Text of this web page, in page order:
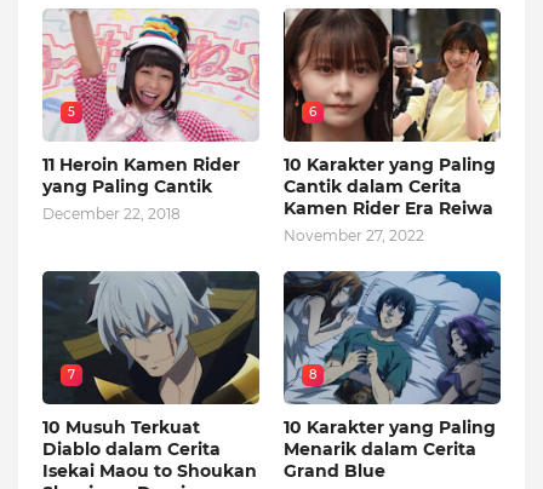
5
11 Heroin Kamen Rider
yang Paling Cantik
December 22, 2018
6
10 Karakter yang Paling
Cantik dalam Cerita
Kamen Rider Era Reiwa
November 27, 2022
7
10 Musuh Terkuat
Diablo dalam Cerita
Isekai Maou to Shoukan
8
10 Karakter yang Paling
Menarik dalam Cerita
Grand Blue